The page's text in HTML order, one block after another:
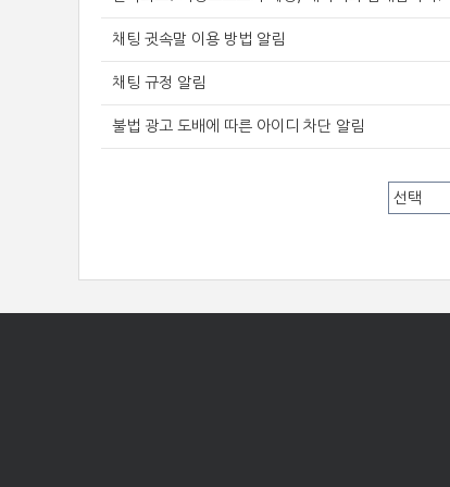
채팅 귓속말 이용 방법 알림
채팅 규정 알림
불법 광고 도배에 따른 아이디 차단 알림